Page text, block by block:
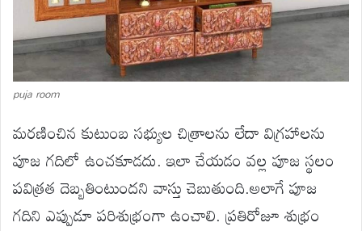
puja room
మరణించిన కుటుంబ సభ్యుల చిత్రాలను లేదా విగ్రహాలను
పూజ గదిలో ఉంచకూడదు. ఇలా చేయడం వల్ల పూజ స్థలం
పవిత్రత దెబ్బతింటుందని వాస్తు చెబుతుంది.అలాగే పూజ
గదిని ఎప్పుడూ పరిశుభ్రంగా ఉంచాలి. ప్రతిరోజూ శుభ్రం